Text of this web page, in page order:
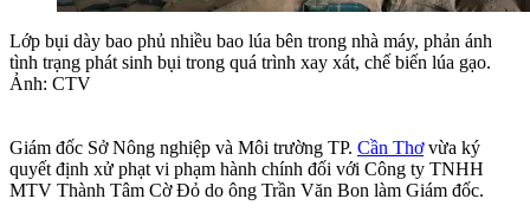
Lớp bụi dày bao phủ nhiều bao lúa bên trong nhà máy, phản ánh
tình trạng phát sinh bụi trong quá trình xay xát, chế biến lúa gạo.
Ảnh: CTV
Giám đốc Sở Nông nghiệp và Môi trường TP. Cần Thơvừa ký
quyết định xử phạt vi phạm hành chính đối với Công ty TNHH
MTV Thành Tâm Cờ Đỏ do ông Trần Văn Bon làm Giám đốc.